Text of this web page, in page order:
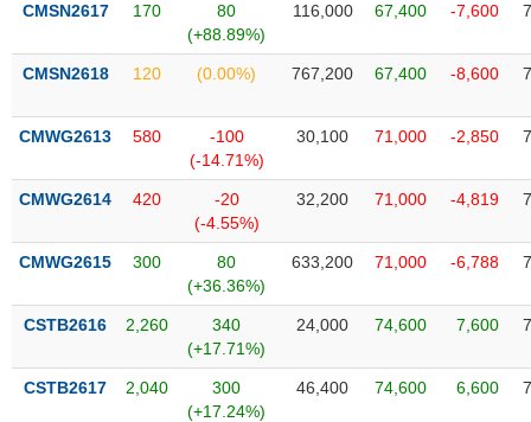
CMSN2617 170
80
(+88.89%)
116,000 67,400 -7,600
CMSN2618 120 (0.00%) 767,200 67,400 -8,600
CMWG2613 580
-100
(-14.71%)
30,100 71,000 -2,850
CMWG2614 420
-20
(-4.55%)
32,200 71,000 -4,819
CMWG2615 300
80
(+36.36%)
633,200 71,000 -6,788
CSTB2616 2,260
340
(+17.71%)
24,000 74,600 7,600
CSTB2617 2,040
300
(+17.24%)
46,400 74,600 6,600
TÀI
TIN
VỤ